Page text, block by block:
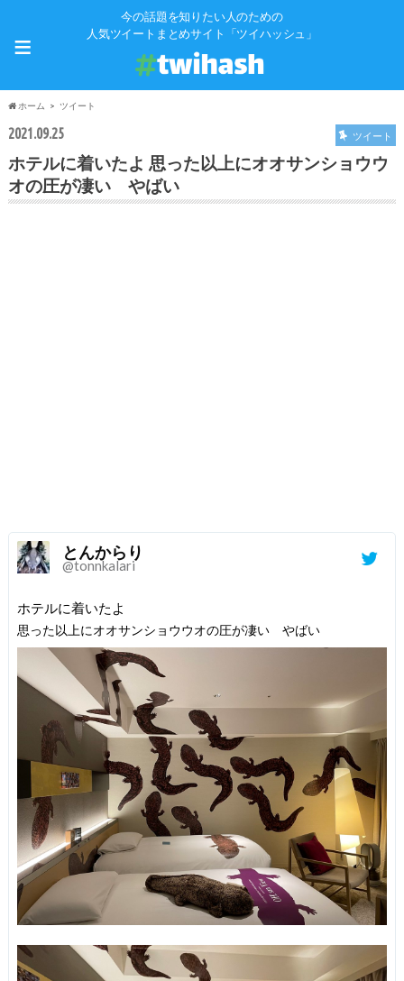
今の話題を知りたい人のための
人気ツイートまとめサイト「ツイハッシュ」
≡
ホーム ツイート
2021.09.25 ツイート
ホテルに着いたよ 思った以上にオオサンショウウ
オの圧が凄い やばい
とんからり
@tonnkalari
ホテルに着いたよ
思った以上にオオサンショウウオの圧が凄い やばい